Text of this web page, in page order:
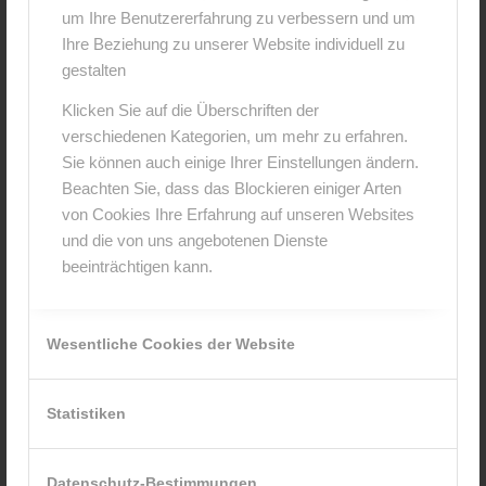
um Ihre Benutzererfahrung zu verbessern und um
Ihre Beziehung zu unserer Website individuell zu
gestalten
Klicken Sie auf die Überschriften der
verschiedenen Kategorien, um mehr zu erfahren.
Sie können auch einige Ihrer Einstellungen ändern.
Beachten Sie, dass das Blockieren einiger Arten
von Cookies Ihre Erfahrung auf unseren Websites
und die von uns angebotenen Dienste
beeinträchtigen kann.
Wesentliche Cookies der Website
Statistiken
Hinterlasse einen Kommentar
An der Diskussion beteiligen?
Name*
E-Mail-Adresse*